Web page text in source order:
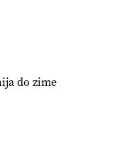
#blog
ekološka semena in
#CAP
do zime